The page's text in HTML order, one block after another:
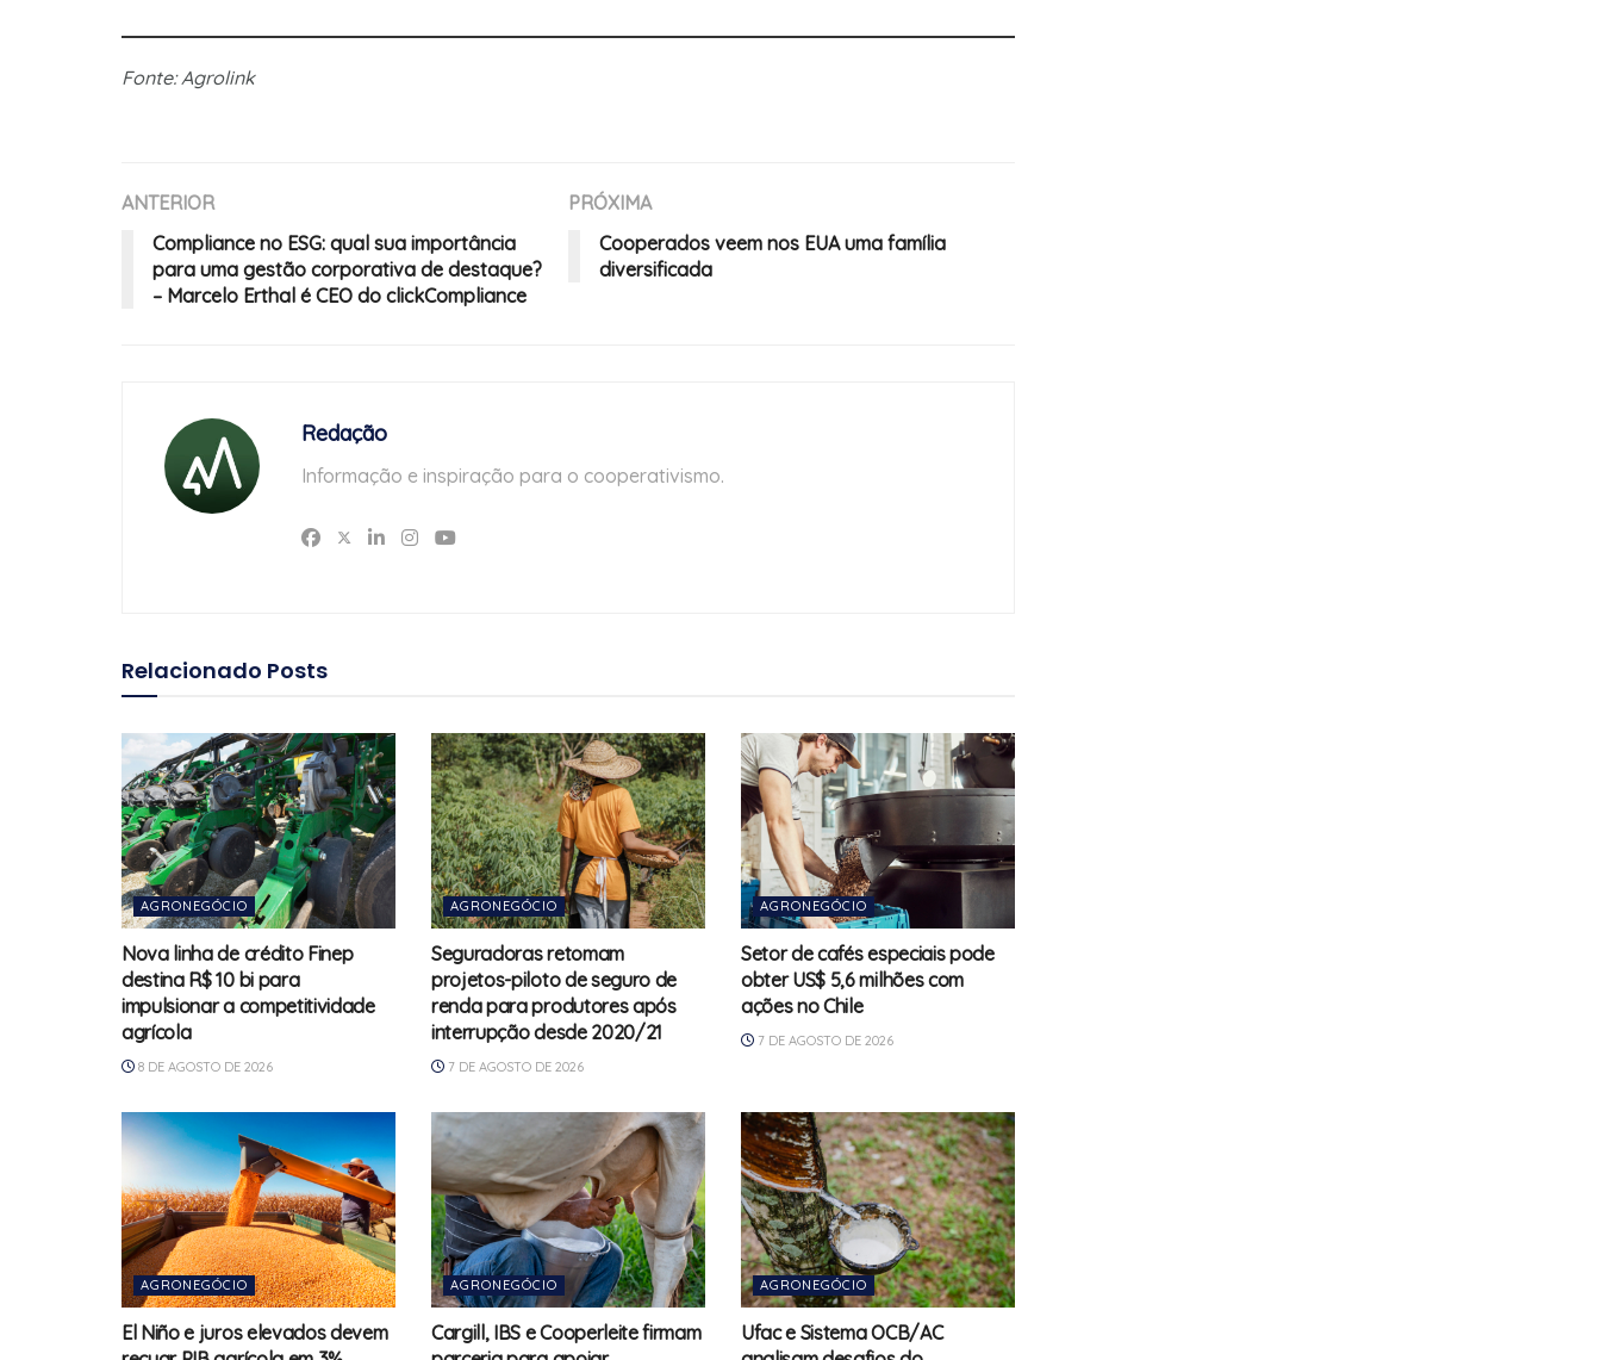
Fonte: Agrolink
ANTERIOR
Compliance no ESG: qual sua importância
para uma gestão corporativa de destaque?
– Marcelo Erthal é CEO do clickCompliance
PRÓXIMA
Cooperados veem nos EUA uma família
diversificada
Redação
Informação e inspiração para o cooperativismo.
Relacionado Posts
AGRONEGÓCIO
Nova linha de crédito Finep
destina R$ 10 bi para
impulsionar a competitividade
agrícola
8 DE AGOSTO DE 2026
AGRONEGÓCIO
Seguradoras retomam
projetos-piloto de seguro de
renda para produtores após
interrupção desde 2020/21
7 DE AGOSTO DE 2026
AGRONEGÓCIO
Setor de cafés especiais pode
obter US$ 5,6 milhões com
ações no Chile
7 DE AGOSTO DE 2026
AGRONEGÓCIO
El Niño e juros elevados devem
AGRONEGÓCIO
Cargill, IBS e Cooperleite firmam
AGRONEGÓCIO
Ufac e Sistema OCB/AC